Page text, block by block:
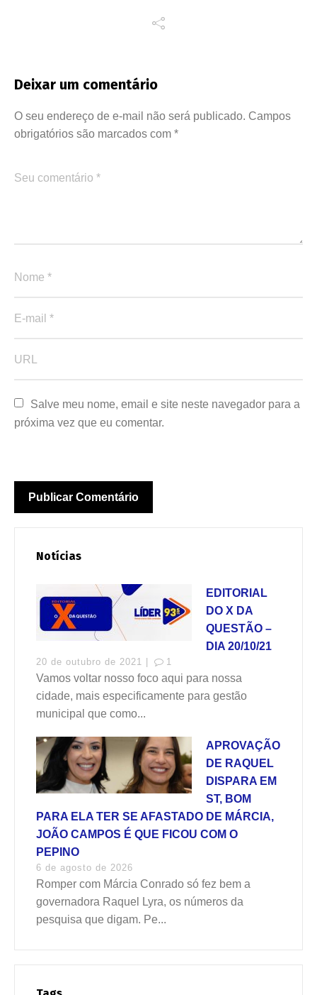
Deixar um comentário
O seu endereço de e-mail não será publicado. Campos
obrigatórios são marcados com *
Salve meu nome, email e site neste navegador para a
próxima vez que eu comentar.
Notícias
EDITORIAL
DO X DA
QUESTÃO –
DIA 20/10/21
20 de outubro de 2021 | 1
Vamos voltar nosso foco aqui para nossa
cidade, mais especificamente para gestão
municipal que como...
APROVAÇÃO
DE RAQUEL
DISPARA EM
ST, BOM
PARA ELA TER SE AFASTADO DE MÁRCIA,
JOÃO CAMPOS É QUE FICOU COM O
PEPINO
6 de agosto de 2026
Romper com Márcia Conrado só fez bem a
governadora Raquel Lyra, os números da
pesquisa que digam. Pe...